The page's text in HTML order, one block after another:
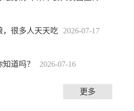
，很多人天天吃 2026-07-17
道吗？ 2026-07-16
更多